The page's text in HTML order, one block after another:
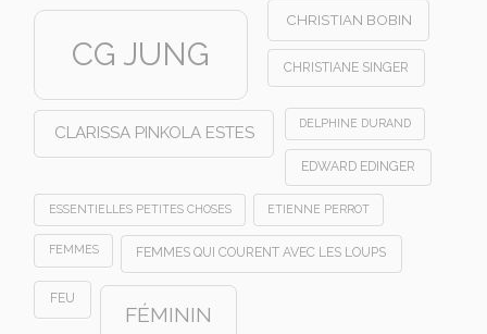
CG JUNG
CHRISTIAN BOBIN
CHRISTIANE SINGER
CLARISSA PINKOLA ESTES DELPHINE DURAND
EDWARD EDINGER
ESSENTIELLES PETITES CHOSES ETIENNE PERROT
FEMMES FEMMES QUI COURENT AVEC LES LOUPS
FEU
FÉMININ